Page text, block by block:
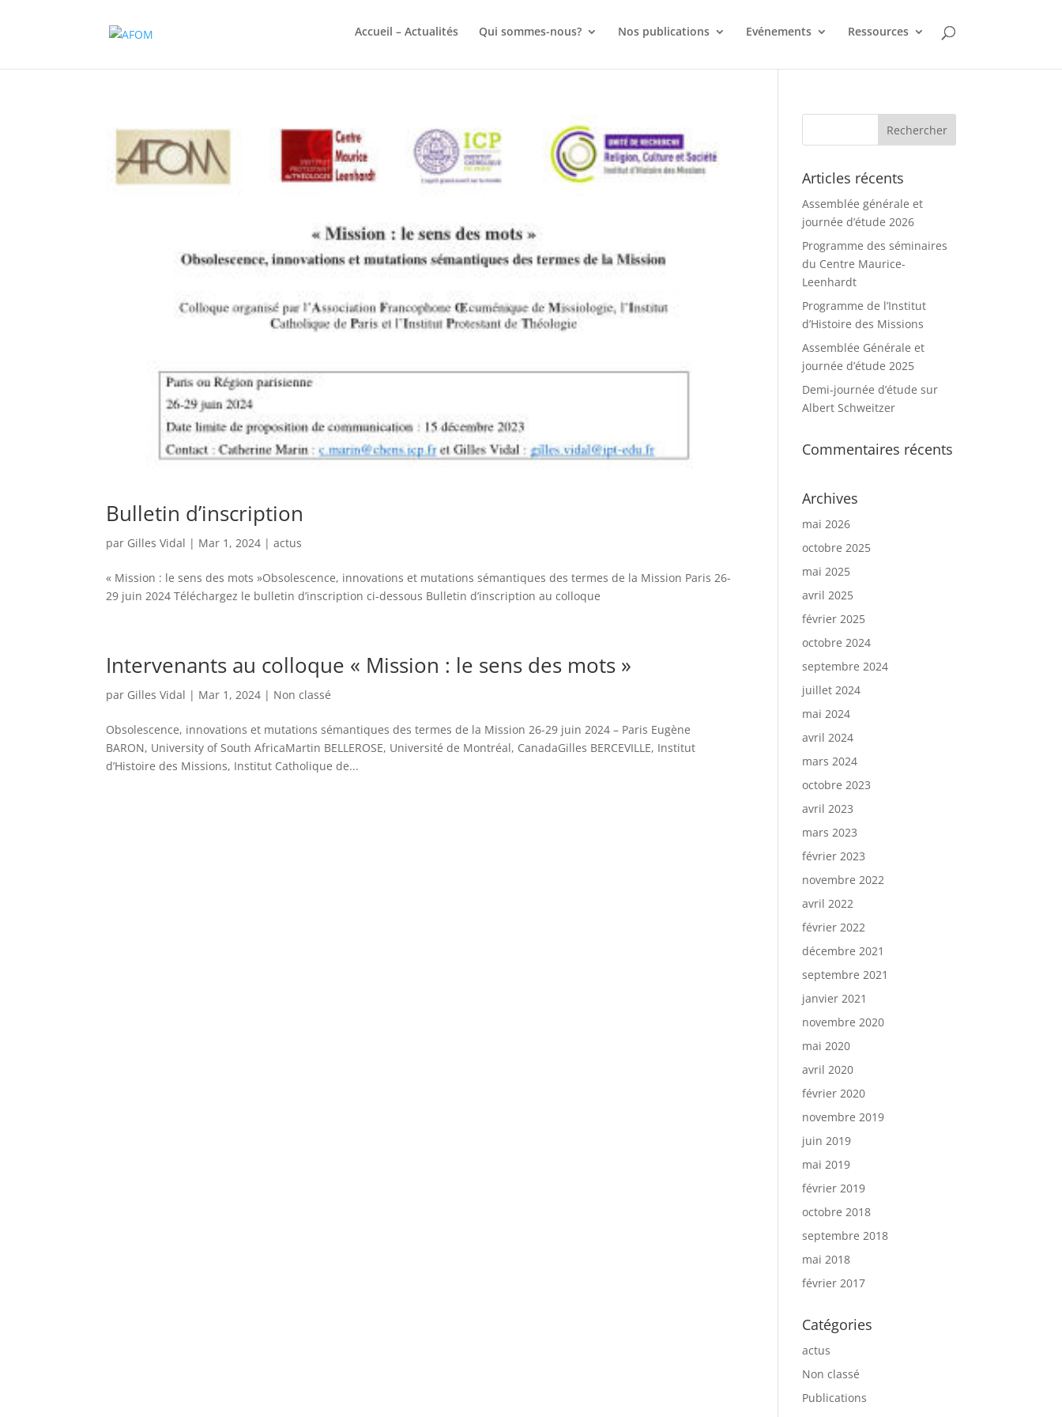
Accueil – Actualités Qui sommes-nous? Nos publications Evénements Ressources
Bulletin d’inscription
par Gilles Vidal | Mar 1, 2024 |actus
« Mission : le sens des mots »Obsolescence, innovations et mutations sémantiques des termes de la Mission Paris 26-
29 juin 2024 Téléchargez le bulletin d’inscription ci-dessous Bulletin d’inscription au colloque
Intervenants au colloque « Mission : le sens des mots »
par Gilles Vidal | Mar 1, 2024 | Non classé
Obsolescence, innovations et mutations sémantiques des termes de la Mission 26-29 juin 2024 – Paris Eugène
BARON, University of South AfricaMartin BELLEROSE, Université de Montréal, CanadaGilles BERCEVILLE, Institut
d’Histoire des Missions, Institut Catholique de...
Articles récents
Assemblée générale et
journée d’étude 2026
Programme des séminaires
du Centre Maurice-
Leenhardt
Programme de l’Institut
d’Histoire des Missions
Assemblée Générale et
journée d’étude 2025
Demi-journée d’étude sur
Albert Schweitzer
Commentaires récents
Archives
mai 2026
octobre 2025
mai 2025
avril 2025
février 2025
octobre 2024
septembre 2024
juillet 2024
mai 2024
avril 2024
mars 2024
octobre 2023
avril 2023
mars 2023
février 2023
novembre 2022
avril 2022
février 2022
décembre 2021
septembre 2021
janvier 2021
novembre 2020
mai 2020
avril 2020
février 2020
novembre 2019
juin 2019
mai 2019
février 2019
octobre 2018
septembre 2018
mai 2018
février 2017
Catégories
actus
Non classé
Publications